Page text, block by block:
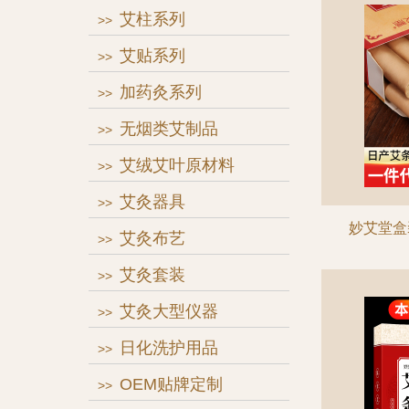
>> 艾柱系列
>> 艾贴系列
>> 加药灸系列
>> 无烟类艾制品
>> 艾绒艾叶原材料
>> 艾灸器具
>> 艾灸布艺
>> 艾灸套装
>> 艾灸大型仪器
>> 日化洗护用品
>> OEM贴牌定制